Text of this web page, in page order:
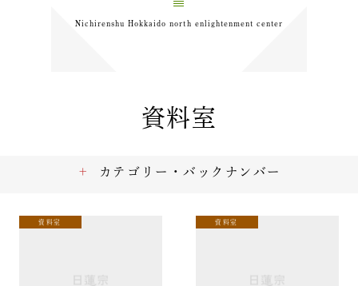
Nichirenshu Hokkaido north enlightenment center
資料室
資料室 資料室
カテゴリー・バックナンバー